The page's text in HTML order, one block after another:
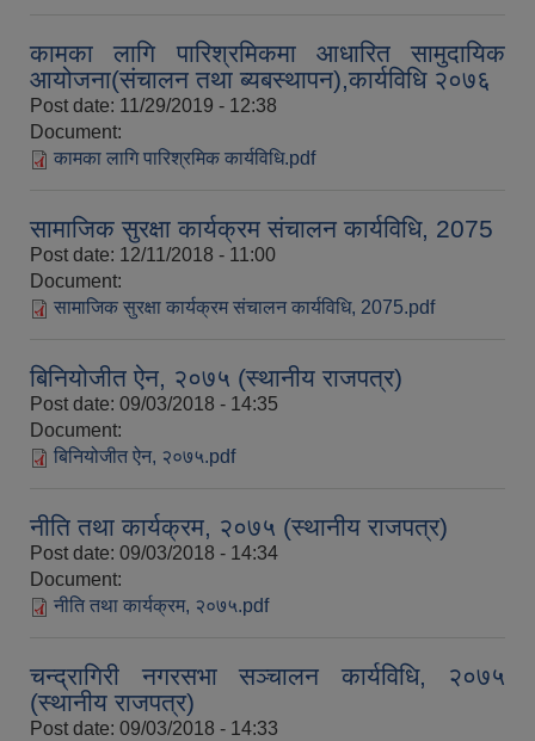
कामका लागि पारिश्रमिकमा आधारित सामुदायिक
आयोजना(संचालन तथा ब्यबस्थापन),कार्यविधि २०७६
Post date: 11/29/2019 - 12:38
Document:
कामका लागि पारिश्रमिक कार्यविधि.pdf
सामाजिक सुरक्षा कार्यक्रम संचालन कार्यविधि, 2075
Post date: 12/11/2018 - 11:00
Document:
सामाजिक सुरक्षा कार्यक्रम संचालन कार्यविधि, 2075.pdf
बिनियोजीत ऐन, २०७५ (स्थानीय राजपत्र)
Post date: 09/03/2018 - 14:35
Document:
बिनियोजीत ऐन, २०७५.pdf
नीति तथा कार्यक्रम, २०७५ (स्थानीय राजपत्र)
Post date: 09/03/2018 - 14:34
Document:
नीति तथा कार्यक्रम, २०७५.pdf
चन्द्रागिरी नगरसभा सञ्चालन कार्यविधि, २०७५
(स्थानीय राजपत्र)
Post date: 09/03/2018 - 14:33